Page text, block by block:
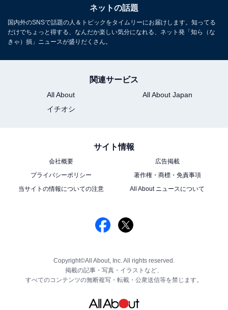
ネットの話題
国内外のSNSで話題の人＆トピックをタイムリーにお届けします。知ってる
だけでちょっと得する、なんだか楽しい気分になれる、ネット発「知ら（な
きゃ）損」ニュースが盛りだくさん。
関連サービス
All About
All About Japan
イチオシ
サイト情報
会社概要
広告掲載
プライバシーポリシー
著作権・商標・免責事項
当サイトの情報についての注意
All About ニュースについて
Copyright©All About, Inc. All rights reserved.
掲載の記事・写真・イラストなど、
すべてのコンテンツの無断複写・転載・公衆送信等を禁じます。